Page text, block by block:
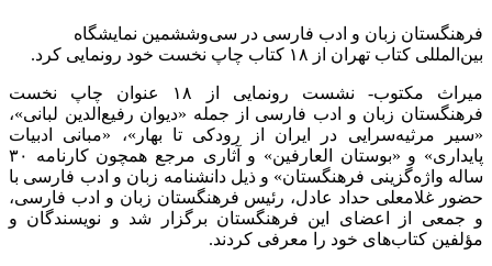
فرهنگستان زبان و ادب فارسی در سی‌وششمین نمایشگاه
بین‌المللی کتاب تهران از ۱۸ کتاب چاپ نخست خود رونمایی کرد.
میراث مکتوب- نشست رونمایی از ۱۸ عنوان چاپ نخست
فرهنگستان زبان و ادب فارسی از جمله «دیوان رفیع‌الدین لبانی»،
«سیر مرثیه‌سرایی در ایران از رودکی تا بهار»، «مبانی ادبیات
پایداری» و «بوستان العارفین» و آثاری مرجع همچون کارنامه ۳۰
ساله واژه‌گزینی فرهنگستان» و ذیل دانشنامه زبان و ادب فارسی با
حضور غلامعلی حداد عادل، رئیس فرهنگستان زبان و ادب فارسی،
و جمعی از اعضای این فرهنگستان برگزار شد و نویسندگان و
مؤلفین کتاب‌های خود را معرفی کردند.